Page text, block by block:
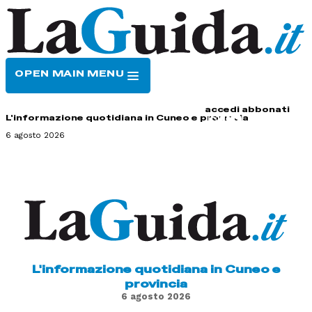
OPEN MAIN MENU
accedi abbonati
L'informazione quotidiana in Cuneo e provincia
6 agosto 2026
L'informazione quotidiana in Cuneo e
provincia
6 agosto 2026